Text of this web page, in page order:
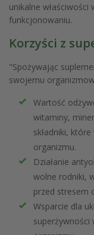
unikalne
funkcjonowaniu.
Korzyści z
"Spożywając
swojemu
Wartość
witaminy,
składniki,
organizmu.
Działanie
wolne rodniki,
przed stresem
Wsparcie dla
superżywności